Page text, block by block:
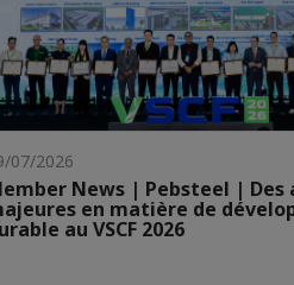
07/2026
News | Pebsteel | Des
en matière de
au VSCF 2026